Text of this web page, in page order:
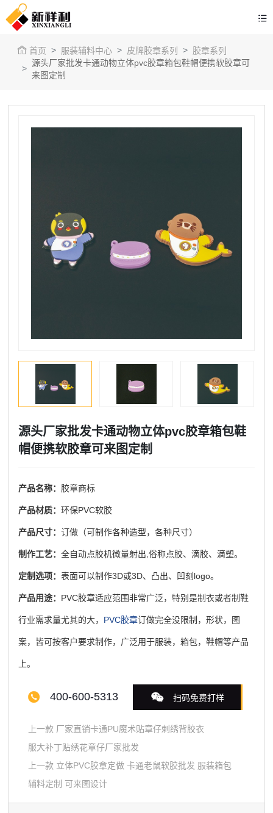
首页 服装辅料中心 皮牌胶章系列
胶章系列
源头厂家批发卡通动物立体pvc胶章箱包鞋帽便携软胶章可
来图定制
源头厂家批发卡通动物立体pvc胶章箱包鞋
帽便携软胶章可来图定制
产品名称： 胶章商标
产品材质：环保PVC软胶
产品尺寸：订做（可制作各种造型，各种尺寸）
制作工艺：全自动点胶机微量射出,俗称点胶、滴胶、滴塑。
定制选项：表面可以制作3D或3D、凸出、凹刻logo。
产品用途： PVC胶章适应范围非常广泛，特别是制衣或者制鞋
行业需求量尤其的大， PVC胶章订做完全没限制，形状，图
案，皆可按客户要求制作，广泛用于服装，箱包，鞋帽等产品
上。
400-600-5313 扫码免费打样
上一款 厂家直销卡通PU魔术贴章仔刺绣背胶衣
服大补丁贴绣花章仔厂家批发
上一款 立体PVC胶章定做 卡通老鼠软胶批发 服装箱包
辅料定制 可来图设计